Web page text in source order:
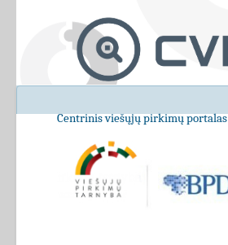
Centrinis viešųjų pirkimų portalas